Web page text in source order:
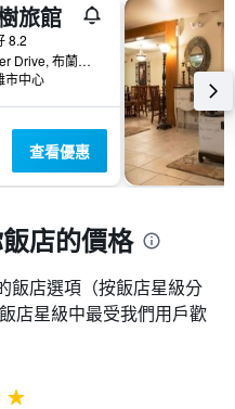
旅館
8.2
205 Schaefer Drive, 布蘭森, MO, 美國
市中心
查看優惠
店的價格
飯店選項（按飯店星級分
店星級中最受我們用戶歡
級